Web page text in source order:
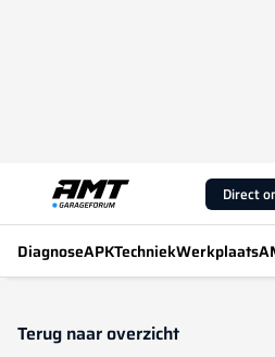
Direct
DiagnoseAPKTechniekWerkplaats
Terug naar overzicht